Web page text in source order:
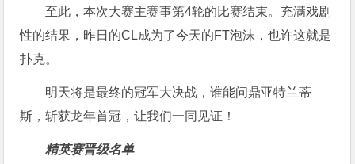
至此，本次大赛主赛事第4轮的比赛结束。充满戏剧
性的结果，昨日的CL成为了今天的FT泡沫，也许这就是
扑克。
明天将是最终的冠军大决战，谁能问鼎亚特兰蒂
斯，斩获龙年首冠，让我们一同见证！
精英赛晋级名单